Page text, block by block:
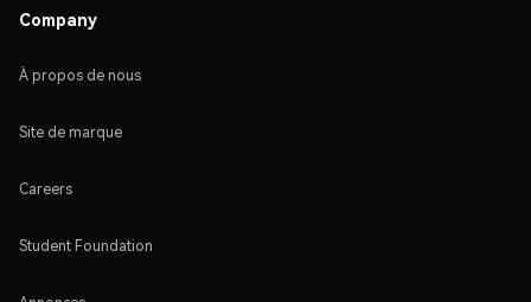
Company
À propos de nous
Site de marque
Careers
Student Foundation